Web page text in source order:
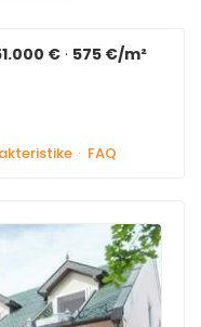
€ · 575 €/m²
· FAQ